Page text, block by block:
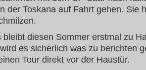
der Toskana auf Fahrt gehen. Sie
bleibt diesen Sommer erstmal zu
es sicherlich was zu berichten
Tour direkt vor der Haustür.